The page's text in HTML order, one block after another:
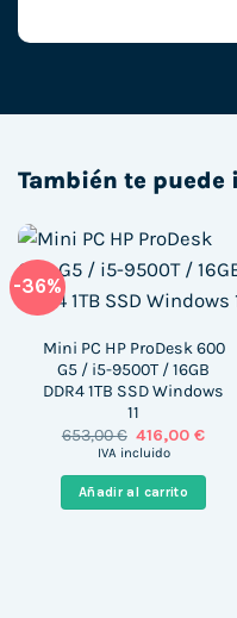
También te puede
-36%
Mini PC HP ProDesk 600
G5 / i5-9500T / 16GB
DDR4 1TB SSD Windows
11
653,00€ El
precio
era:
653,00 €.
416,00€El
es:
IVA incluido
Añadir al carrito